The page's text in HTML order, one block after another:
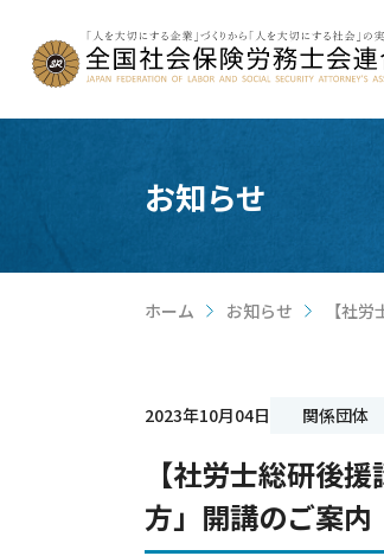
お知らせ
ホーム >
お知らせ 【社
2023年10月04日 関係団体
【社労士総研後
方」開講のご案内